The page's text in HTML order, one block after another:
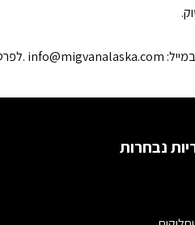
info@migvanalaska.com
נבחרות